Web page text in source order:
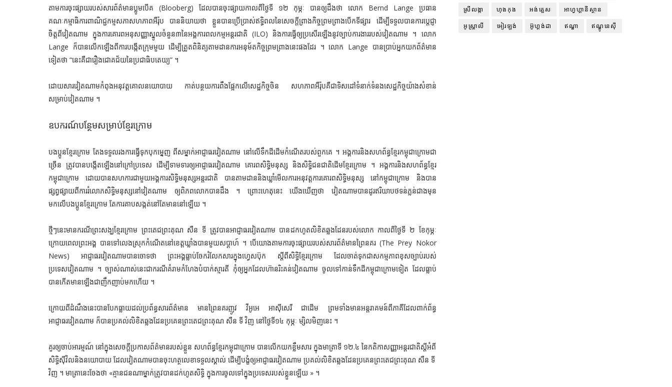
តាមការចុះផ្សាយរបស់សារព័ត៌មានប្លូមបើគ (Blooberg) ដែលបានចុះផ្សាយកាលពីថ្ងៃទី ១២ កុម្ភៈ បានឲ្យដឹងថាលោក Bernd Lange ប្រធាន
គណៈកម្មាធិការពាណិជ្ជកម្មសភាសហភាពអឺរ៉ុប បាននិយាយថា ខ្លួនបានប្រើប្រាស់ឥទ្ធិពលនៃសេចក្តីព្រាងកិច្ចព្រមព្រាងបើកទីផ្សារ ដើម្បីទទួលបានការប្តេជ្ញា
ចិត្តពីវៀតណាម ក្នុងការគោរពអនុសញ្ញាស្នូលចំនួន៣នៃអង្គការពលកម្មអន្តរជាតិ (ILO) និងការធ្វើឲ្យប្រសើរឡើងនូវច្បាប់ការងាររបស់វៀតណាម ។ លោក
Lange ក៏បានលើកឡើងពីការបង្កើតក្រុមមួយ ដើម្បីត្រួតពិនិត្យតាមដានការអនុម័តកិច្ចព្រមព្រាងនេះផងដែរ ។លោក Lange បានប្រាប់អ្នកយកព័ត៌មាន
ទៀតថា “នេះគឺជារឿងជោគជ័យនៃប្រជាធិបតេយ្យ” ។
ដោយសារវៀតណាមកំពុងអនុវត្តគោលនយោបាយ កាត់បន្ថយការពឹងផ្អែកលើសេដ្ឋកិច្ចចិន សហភាពអឺរ៉ុបគឺជាទិសដៅទំនាក់ទំនងសេដ្ឋកិច្ចយ៉ាងសំខាន់
សម្រាប់វៀតណាម ។
ឧបករណ៍បន្ថែមសម្រាប់ខ្មែរក្រោម
បងប្អូនខ្មែរក្រោម តែងទទួលរងការធ្វើទុកបុកម្នេញ ពីសម្នាក់អាជ្ញាធរវៀតណាម នៅលើទឹកដីដើមកំណើតរបស់ពួកគេ ។ អង្គការនិងសហព័ន្ធខ្មែរកម្ពុជាក្រោមជា
ច្រើន ត្រូវបានបង្កើតឡើងនៅក្រៅប្រទេស ដើម្បីទាមទារឲ្យអាជ្ញាធរវៀតណាម គោរពសិទ្ធិមនុស្ស និងសិទ្ធិជនជាតិដើមខ្មែរក្រោម ។ អង្គការនិងសហព័ន្ធខ្មែរ
កម្ពុជាក្រោម ដោយបានសហការជាមួយអង្គការសិទ្ធិមនុស្សអន្តរជាតិ បានតាមដាននិងឃ្លាំមើលការអនុវត្តការគោរពសិទ្ធិមនុស្ស នៅកម្ពុជាក្រោម និងបាន
ផ្សព្វផ្សាយពីការរំលោភសិទ្ធិមនុស្សនៅវៀតណាម ឲ្យពិភពលោកបានដឹង ។ ព្រោះហេតុនេះ យើងឃើញថា វៀតណាមបានដូរឥរិយាបថទន់ភ្លន់ជាងមុន
មកលើបងប្អូនខ្មែរក្រោម តែការគាបសង្កត់នៅតែមាននៅឡើយ ។
ថ្មីៗនេះមានករណីព្រះ​សង្ឃ​ខ្មែរ​ក្រោម ព្រះ​តេជ​ព្រះ​គុណ សឺន ទី ត្រូវបានអាជ្ញាធរវៀតណាម បានដក​ហូត​លិខិត​ឆ្លងដែនរបស់លោក កាលពីថ្ងៃទី ២ ខែកុម្ភៈ
ក្រោយពេលព្រះអង្គ បានទៅលេងស្រុកកំណើតនៅខេត្តឃ្លាំងបានមួយសប្ដាហ៍ ។ បើយោងតាមការចុះផ្សាយរបស់សារព័ត៌មានព្រៃនគរ (The Prey Nokor
News) អាជ្ញាធរវៀតណាមបានចោទថា ព្រះអង្គធ្លាប់ចែករំលែកសារក្នុងហ្វេសប៊ុក ស្ដីពីសិទ្ធិខ្មែរក្រោម ដែលចាត់ទុកជាសកម្មភាពខុសច្បាប់របស់
ប្រទេសវៀតណាម ។ ច្បាស់ណាស់នេះជាករណីគំរាមកំហែងបំបាក់ស្មារតី កុំឲ្យអ្នកដែលហ៊ានរិះគន់វៀតណាម ចូលទៅកាន់ទឹកដីកម្ពុជាក្រោមទៀត ដែលធ្លាប់
បានកើតមានឡើងជាញឹកញាប់មកហើយ ។
ក្រោយពីដំណឹងនេះបានបែកធ្លាយដល់ប្រព័ន្ធសារព័ត៌មាន មានព្រៃនគរញូវ វីអូអេ អាស៊ីសេរី ជាដើម ព្រមទាំងមានអន្តរាគមន៍ពីភាគីដែលពាក់ព័ន្ធ
អាជ្ញាធរវៀតណាម ក៏បានប្រគល់លិខិតឆ្លងដែនប្រគេនព្រះតេជព្រះគុណ សឺន ទី វិញ នៅថ្ងៃទី១៤ កុម្ភៈ ម្សិលមិញនេះ ។
គួរឲ្យចាប់អារម្មណ៍ នៅក្នុងសេចក្តីប្រកាសព័ត៌មានរបស់ខ្លួន សហព័ន្ធខ្មែរកម្ពុជាក្រោម បានលើកយកខ្លឹមសារ ក្នុងមាត្រាទី ១២.៤ នៃកតិកាសញ្ញាអន្តរជាតិស្ដីអំពី
សិទ្ធិស៊ីវិលនិងនយោបាយ ដែលវៀតណាមបានចុះហត្ថលេខាទទួលស្គាល់ ដើម្បីបង្ខំឲ្យអាជ្ញាធរវៀតណាម ប្រគល់លិខិតឆ្លងដែនប្រគេនព្រះតេជព្រះគុណ សឺន ទី
វិញ ។ មាត្រានេះចែងថា «គ្មានជនណាម្នាក់ត្រូវបានដក់ហូតសិទ្ធិ ក្នុងការចូលទៅក្នុងប្រទេសរបស់ខ្លួនឡើយ » ។
ស្រីលង្កា
ហុងកុង អង់គ្លេស
អាហ្វហ្គានីស្ថាន
អូស្ត្រាលី
អៀរឡង់ អ៊ូហ្គង់ដា ឥណ្ឌា ឥណ្ឌូនេស៊ី